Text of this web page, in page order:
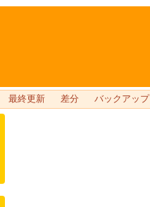
最終更新 差分 バックアップ